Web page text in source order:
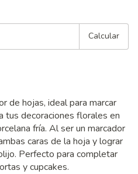
Calcular
de hojas, ideal para marcar
tus decoraciones florales en
fría. Al ser un marcador
caras de la hoja y lograr
Perfecto para completar
y cupcakes.